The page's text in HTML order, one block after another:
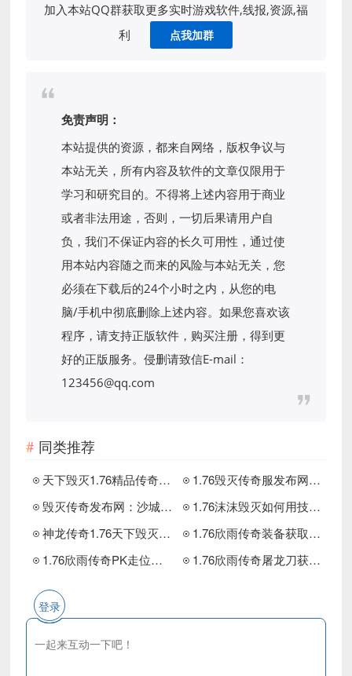
加入本站QQ群获取更多实时游戏软件,线报,资源,福
利
点我加群
免责声明：
本站提供的资源，都来自网络，版权争议与
本站无关，所有内容及软件的文章仅限用于
学习和研究目的。不得将上述内容用于商业
或者非法用途，否则，一切后果请用户自
负，我们不保证内容的长久可用性，通过使
用本站内容随之而来的风险与本站无关，您
必须在下载后的24个小时之内，从您的电
脑/手机中彻底删除上述内容。如果您喜欢该
程序，请支持正版软件，购买注册，得到更
好的正版服务。侵删请致信E-mail：
123456@qq.com
同类推荐
天下毁灭1.76精品传奇：新手VS老玩家，升级效率差距竟有3个关键技巧
1.76毁灭传奇服发布网解析最强组合
毁灭传奇发布网：沙城争霸3个打宝技巧让你事半功倍！
1.76沫沫毁灭如何用技巧压制对手，成为沙巴克王者
神龙传奇1.76天下毁灭，屠龙刀获取全攻略：平民也能逆袭成王
1.76欣雨传奇装备获取终极指南：爆率与职业搭配实战技巧
1.76欣雨传奇PK走位策略祖玛阁迷路真相
1.76欣雨传奇屠龙刀获取隐藏技巧（附实战案例）
登录